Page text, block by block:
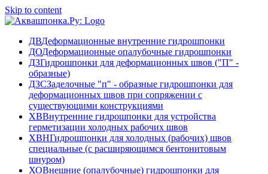
Skip to content
ДВДеформационные внутренние гидрошпонки
ДОДеформационные опалубочные гидрошпонки
ДЗГидрошпонки для деформационных швов ("П" -
образные)
ДЗСЗаделочные "п" - образные гидрошпонки для
деформационных швов при сопряжении с
существующими конструкциями
ХВВнутренние гидрошпонки для устройства
герметизации холодных рабочих швов
ХВНГидрошпонки для холодных (рабочих) швов
специальные (с расширяющимся бентонитовым
шнуром)
ХОВнешние (опалубочные) гидрошпонки для